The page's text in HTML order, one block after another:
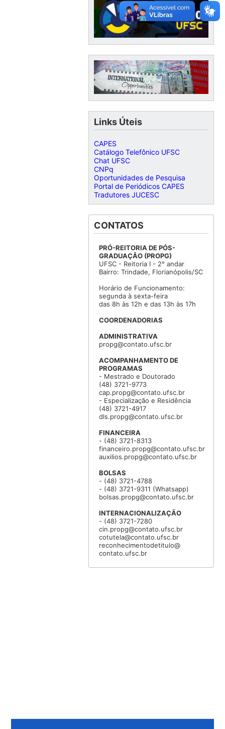
Links Úteis
CAPES
Catálogo Telefônico UFSC
Chat UFSC
CNPq
Oportunidades de Pesquisa
Portal de Periódicos CAPES
Tradutores JUCESC
CONTATOS
PRÓ-REITORIA DE PÓS-
GRADUAÇÃO (PROPG)
UFSC - Reitoria I - 2° andar
Bairro: Trindade, Florianópolis/SC
Horário de Funcionamento:
segunda à sexta-feira
das 8h às 12h e das 13h às 17h
COORDENADORIAS
ADMINISTRATIVA
propg@contato.ufsc.br
ACOMPANHAMENTO DE
PROGRAMAS
- Mestrado e Doutorado
(48) 3721-9773
cap.propg@contato.ufsc.br
- Especialização e Residência
(48) 3721-4917
dls.propg@contato.ufsc.br
FINANCEIRA
- (48) 3721-8313
financeiro.propg@contato.ufsc.br
auxilios.propg@contato.ufsc.br
BOLSAS
- (48) 3721-4788
- (48) 3721-9311 (Whatsapp)
bolsas.propg@contato.ufsc.br
INTERNACIONALIZAÇÃO
- (48) 3721-7280
cin.propg@contato.ufsc.br
cotutela@contato.ufsc.br
reconhecimentodetitulo@
contato.ufsc.br